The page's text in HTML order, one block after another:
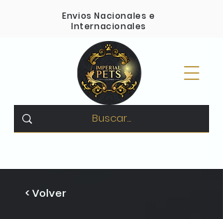
Envios Nacionales e
Internacionales
< Volver